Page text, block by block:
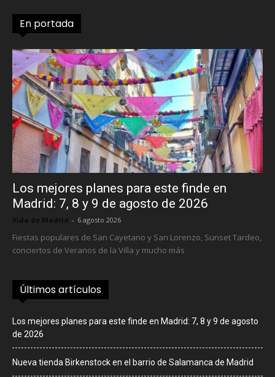
En portada
Los mejores planes para este finde en
Madrid: 7, 8 y 9 de agosto de 2026
Vida de Madrid - 6 agosto 2026
Fiestas populares de San Cayetano y San Lorenzo, Sunset Tardeo,
conciertos de Veranos de la Villa y mucho más
Últimos artículos
Los mejores planes para este finde en Madrid: 7, 8 y 9 de agosto
de 2026
Nueva tienda Birkenstock en el barrio de Salamanca de Madrid